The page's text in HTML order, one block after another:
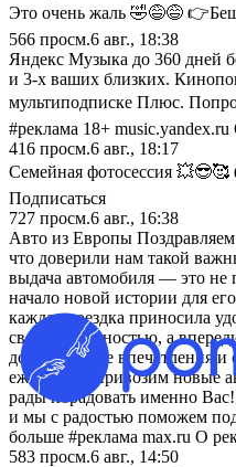
Это очень жаль 🤣😅😅
566 просм.6 авг., 18:38
Яндекс Музыка до 360 дней
и 3-х ваших близких.
мультиподписке Плюс.
#реклама 18+ music.yandex.ru
416 просм.6 авг., 18:17
Семейная фотосессия
Подписаться
727 просм.6 авг., 16:38
Авто из Европы
что доверили нам такой
выдача автомобиля — это не
начало новой истории для
каждая поездка приносила
своей надёжностью, а
дороги, яркие впечатления
ежедневно привозим новые
рады порадовать именно
и мы с радостью поможем
больше #реклама max.ru О
583 просм.6 авг., 14:50